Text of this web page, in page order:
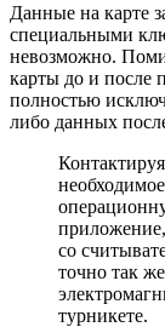
Данные на карте
специальными
невозможно.
карты до и после
полностью
либо данных
со
точно так
турникете.